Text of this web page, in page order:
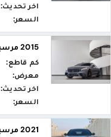
اخر تحديث:
السعر:
2015 مرسيدس بنز الفئه S 63 كوبيه
كم قاطع:
معرض:
اخر تحديث:
السعر:
2021 مرسيدس بنز الفئه S 450